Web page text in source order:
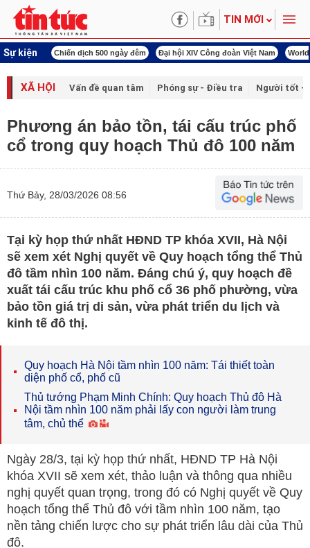
TIN MỚI
Sự kiện
mạng Chiến dịch 500 ngày đêm Đại hội XIV Công đoàn Việt Nam
XÃ HỘI Vấn đề quan tâm Phóng sự - Điều tra Người tốt -
Phương án bảo tồn, tái cấu trúc phố
cổ trong quy hoạch Thủ đô 100 năm
Thứ Bảy, 28/03/2026 08:56
Tại kỳ họp thứ nhất HĐND TP khóa XVII, Hà Nội
sẽ xem xét Nghị quyết về Quy hoạch tổng thể Thủ
đô tầm nhìn 100 năm. Đáng chú ý, quy hoạch đề
xuất tái cấu trúc khu phố cổ 36 phố phường, vừa
bảo tồn giá trị di sản, vừa phát triển du lịch và
kinh tế đô thị.
Quy hoạch Hà Nội tầm nhìn 100 năm: Tái thiết toàn
diện phố cổ, phố cũ
Thủ tướng Phạm Minh Chính: Quy hoạch Thủ đô Hà
Nội tầm nhìn 100 năm phải lấy con người làm trung
tâm, chủ thể
Ngày 28/3, tại kỳ họp thứ nhất, HĐND TP Hà Nội
khóa XVII sẽ xem xét, thảo luận và thông qua nhiều
nghị quyết quan trọng, trong đó có Nghị quyết về Quy
hoạch tổng thể Thủ đô với tầm nhìn 100 năm, tạo
nền tảng chiến lược cho sự phát triển lâu dài của Thủ
đô.